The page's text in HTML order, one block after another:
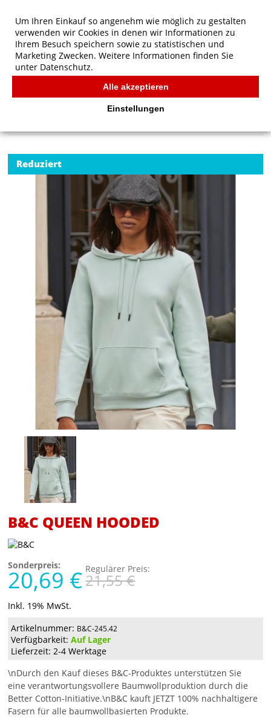
B&C QUEEN Hooded
Reduziert
B&C QUEEN HOODED
Sonderpreis:
20,69 € Regulärer Preis:
21,55 €
Inkl. 19% MwSt.
Artikelnummer: B&C-245.42
Verfügbarkeit:Auf Lager
Lieferzeit: 2-4 Werktage
\nDurch den Kauf dieses B&C-Produktes unterstützen Sie
eine verantwortungsvollere Baumwollproduktion durch die
Better Cotton-Initiative.\nB&C kauft JETZT 100% nachhaltigere
Fasern für alle baumwollbasierten Produkte.
Um Ihren Einkauf so angenehm wie möglich zu gestalten
verwenden wir Cookies in denen wir Informationen zu
Ihrem Besuch speichern sowie zu statistischen und
Marketing Zwecken. Weitere Informationen finden Sie
unter Datenschutz.
Alle akzeptieren
Einstellungen